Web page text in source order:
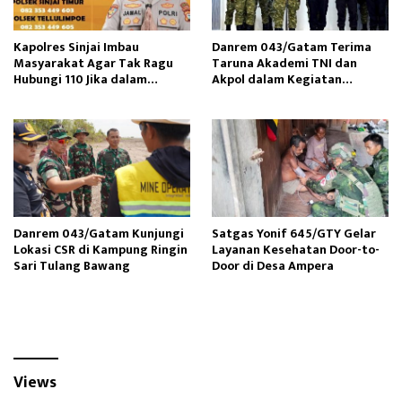
Kapolres Sinjai Imbau
Masyarakat Agar Tak Ragu
Hubungi 110 Jika dalam
Danrem 043/Gatam Terima
Taruna Akademi TNI dan
Akpol dalam Kegiatan
Danrem 043/Gatam Kunjungi
Lokasi CSR di Kampung Ringin
Sari Tulang Bawang
Satgas Yonif 645/GTY Gelar
Layanan Kesehatan Door-to-
Door di Desa Ampera
Views